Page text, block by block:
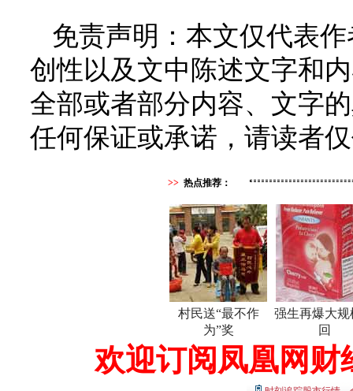
免责声明：本文仅代表
创性以及文中陈述文字和
全部或者部分内容、文字
任何保证或承诺，请读者
>> 热点推荐：
村民送“最不作
为”奖
强生再爆大规
回
欢迎订阅凤凰网财